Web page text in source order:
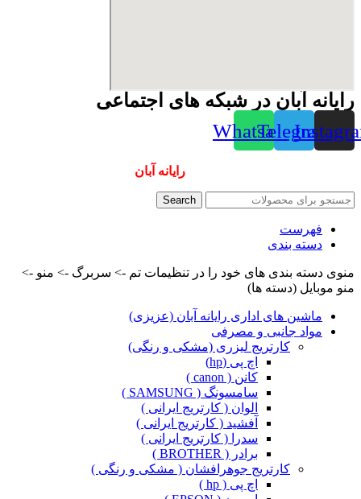
رایانه آبان در شبکه های اجتماعی
Telegram
Whatsapp
رایانه آبان
Search
فهرست
دسته بندی
منوی دسته بندی های خود را در تنظیمات تم -> سربرگ -> منو ->
منو موبایل (دسته ها)
ماشین های اداری رایانه آبان (عزیزی)
مواد جانبی و مصرفی
کارتریج لیزری (مشکی و رنگی)
اچ پی (hp)
کانن ( canon )
سامسونگ ( SAMSUNG )
الوان ( کارتریج ایرانی )
آفشید ( کارتریج ایرانی )
سدرا ( کارتریج ایرانی )
برادر ( BROTHER )
کارتریج جوهرافشان ( مشکی و رنگی )
اچ پی ( hp )